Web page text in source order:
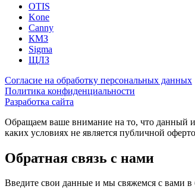
OTIS
Kone
Canny
КМЗ
Sigma
ЩЛЗ
Согласие на обработку персональных данных
Политика конфиденциальности
Разработка сайта
Обращаем ваше внимание на то, что данный
каких условиях не является публичной
Обратная связь с нами
Введите свои данные и мы свяжемся с вами